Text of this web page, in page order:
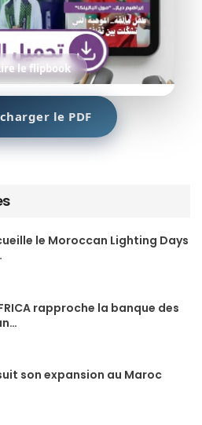
le flipbook
le PDF
le Moroccan Lighting Days
rapproche la banque des
son expansion au Maroc